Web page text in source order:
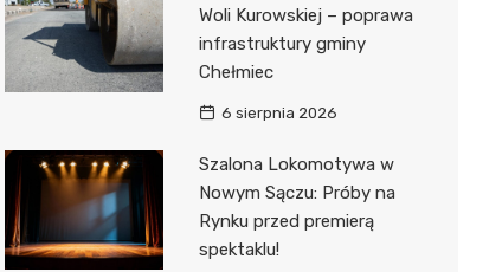
Woli Kurowskiej – poprawa
infrastruktury gminy
Chełmiec
6 sierpnia 2026
Szalona Lokomotywa w
Nowym Sączu: Próby na
Rynku przed premierą
spektaklu!